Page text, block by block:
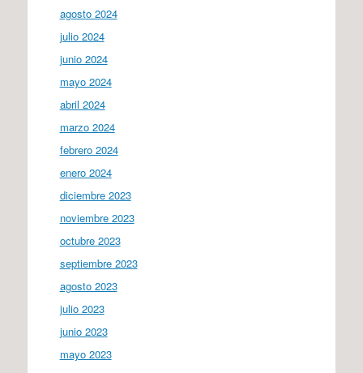
agosto 2024
julio 2024
junio 2024
mayo 2024
abril 2024
marzo 2024
febrero 2024
enero 2024
diciembre 2023
noviembre 2023
octubre 2023
septiembre 2023
agosto 2023
julio 2023
junio 2023
mayo 2023